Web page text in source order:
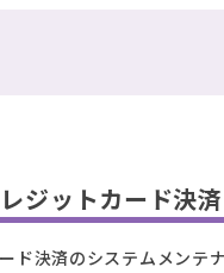
レジットカード決
ド決済のシステムメンテ